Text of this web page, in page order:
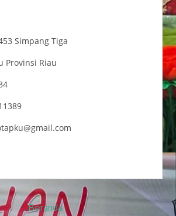
Simpang Tiga
Provinsi Riau
Beranda